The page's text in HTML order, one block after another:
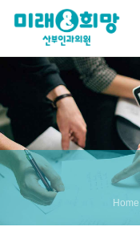
Home